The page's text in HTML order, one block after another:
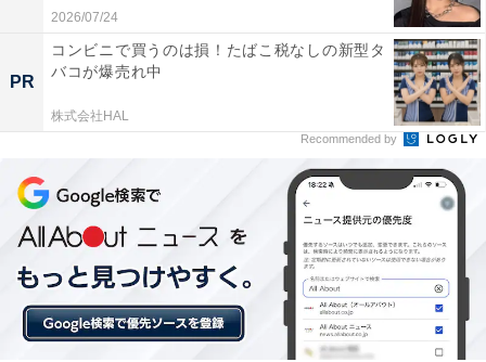
All About ニュースの編集者。オールアバウトに入社後、SNSトレン
ドにフォーカスした記事執筆やSEOライティングの経験を経て、の
ちにAll About ニュースチームのメンバーに加入。現在は旅行・カル
チャー・エンタメなどを中心に企画編集を担当。東京都出身。居酒
屋巡りとスポーツ観戦が生きがい。
...続きを読む
次ページ 6位までのランキング結果を見る
2026/07/24
PR
コンビニで買うのは損！たばこ税なしの新型タ
バコが爆売れ中
株式会社HAL
Recommended by